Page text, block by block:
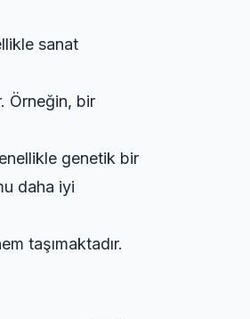
sanat
Örneğin, bir
genetik bir
daha iyi
taşımaktadır.